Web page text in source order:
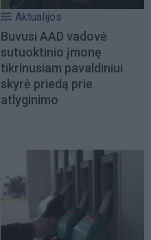
Aktualijos
Buvusi AAD vadovė
sutuoktinio įmonę
tikrinusiam pavaldiniui
skyrė priedą prie
atlyginimo